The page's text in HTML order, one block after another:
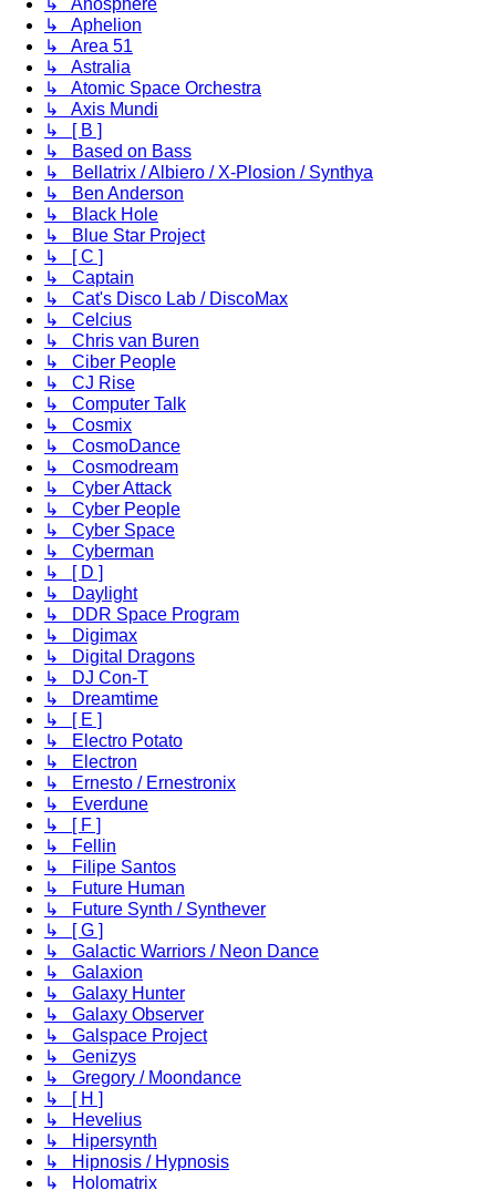
↳ Aphelion
↳ Area 51
↳ Astralia
↳ Atomic Space Orchestra
↳ Axis Mundi
↳ [ B ]
↳ Based on Bass
↳ Bellatrix / Albiero / X-Plosion / Synthya
↳ Ben Anderson
↳ Black Hole
↳ Blue Star Project
↳ [ C ]
↳ Captain
↳ Cat's Disco Lab / DiscoMax
↳ Celcius
↳ Chris van Buren
↳ Ciber People
↳ CJ Rise
↳ Computer Talk
↳ Cosmix
↳ CosmoDance
↳ Cosmodream
↳ Cyber Attack
↳ Cyber People
↳ Cyber Space
↳ Cyberman
↳ [ D ]
↳ Daylight
↳ DDR Space Program
↳ Digimax
↳ Digital Dragons
↳ DJ Con-T
↳ Dreamtime
↳ [ E ]
↳ Electro Potato
↳ Electron
↳ Ernesto / Ernestronix
↳ Everdune
↳ [ F ]
↳ Fellin
↳ Filipe Santos
↳ Future Human
↳ Future Synth / Synthever
↳ [ G ]
↳ Galactic Warriors / Neon Dance
↳ Galaxion
↳ Galaxy Hunter
↳ Galaxy Observer
↳ Galspace Project
↳ Genizys
↳ Gregory / Moondance
↳ [ H ]
↳ Hevelius
↳ Hipersynth
↳ Hipnosis / Hypnosis
↳ Holomatrix